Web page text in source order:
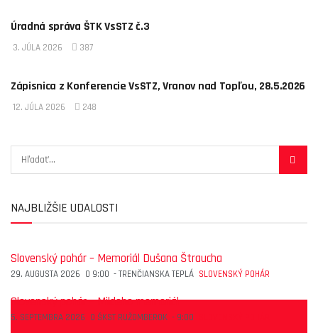
Úradná správa ŠTK VsSTZ č.3
3. JÚLA 2026 387
Zápisnica z Konferencie VsSTZ, Vranov nad Topľou, 28.5.2026
12. JÚLA 2026 248
NAJBLIŽŠIE UDALOSTI
Slovenský pohár – Memoriál Dušana Štraucha
29. AUGUSTA 2026 O 9:00 -TRENČIANSKA TEPLÁ SLOVENSKÝ POHÁR
Slovenský pohár – Mildeho memoriál
5. SEPTEMBRA 2026 O ŠKST RUŽOMBEROK - 9:00